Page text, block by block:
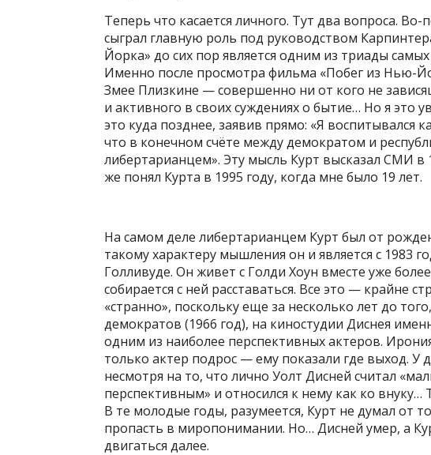
Теперь что касается личного. Тут два вопроса.
сыграл главную роль под руководством
Йорка» до сих пор является одним из триады
Именно после просмотра фильма «Побег из Нью-
Змее Плизкине — совершенно ни от кого не
и активного в своих суждениях о бытие… Но я это
это куда позднее, заявив прямо: «Я воспитывался
что в конечном счёте между демократом и
либертарианцем». Эту мысль Курт высказал СМИ в
же понял Курта в 1995 году, когда мне было 19 лет.
На самом деле либертарианцем Курт был от
такому характеру мышления он и является с 1983
Голливуде. Он живет с Голди Хоун вместе уже
собирается с ней расставаться. Все это — крайне
«странно», поскольку еще за несколько лет до
демократов (1966 год), на киностудии Диснея
одним из наиболее перспективных актеров.
только актер подрос — ему показали где выход. У
несмотря на то, что лично Уолт Дисней считал
перспективным» и относился к нему как ко
В те молодые годы, разумеется, Курт не думал от
пропасть в миропонимании. Но… Дисней умер, а
двигаться далее.